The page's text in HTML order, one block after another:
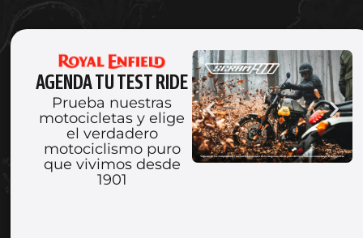
AGENDA TU TEST RIDE
Prueba nuestras
motocicletas y elige
el verdadero
motociclismo puro
que vivimos desde
1901